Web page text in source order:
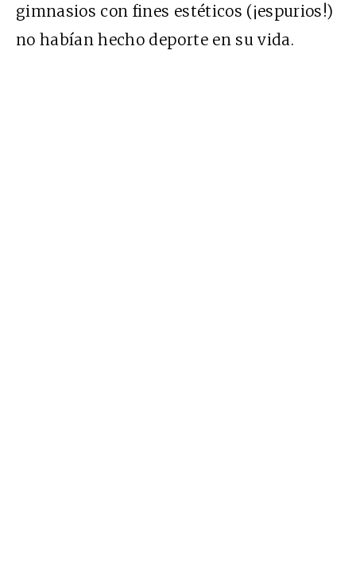
gimnasios con fines estéticos (¡espurios!)
no habían hecho deporte en su vida.